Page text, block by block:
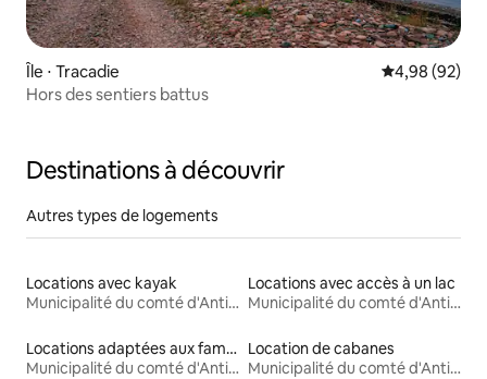
Île ⋅ Tracadie Évaluation
4,98 (92)
Hors des sentiers battus
Destinations à découvrir
Autres types de logements
Locations avec kayak
Municipalité du comté d'Antigonish
Locations avec accès à un lac
Municipalité du comté d'Antigonish
Locations adaptées aux familles
Municipalité du comté d'Antigonish
Location de cabanes
Municipalité du comté d'Antigonish